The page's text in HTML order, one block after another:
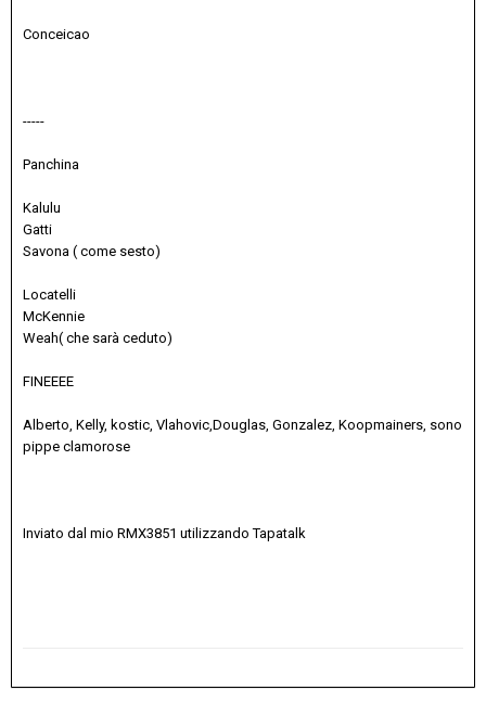
Conceicao
-----
Panchina
Kalulu
Gatti
Savona ( come sesto)
Locatelli
McKennie
Weah( che sarà ceduto)
FINEEEE
Alberto, Kelly, kostic, Vlahovic,Douglas, Gonzalez, Koopmainers, sono
pippe clamorose
Inviato dal mio RMX3851 utilizzando Tapatalk